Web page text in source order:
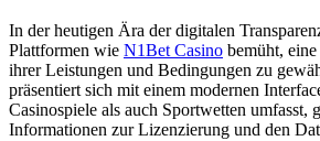
In der heutigen Ära der digitalen
Plattformen wie N1Bet Casino bemüht,
ihrer Leistungen und Bedingungen zu
präsentiert sich mit einem modernen
Casinospiele als auch Sportwetten umfasst,
Informationen zur Lizenzierung und den